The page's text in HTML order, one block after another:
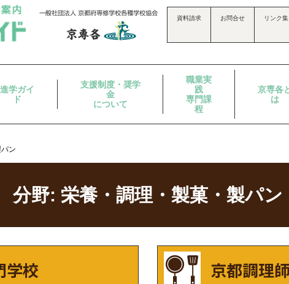
資料請求 お問合せ
リンク集
進学ガイ
ド
支援制度・奨学
金
について
職業実
践
専門課
程
京専各
は
ン
分野: 栄養・調理・製菓・製パン
学校 京都調理